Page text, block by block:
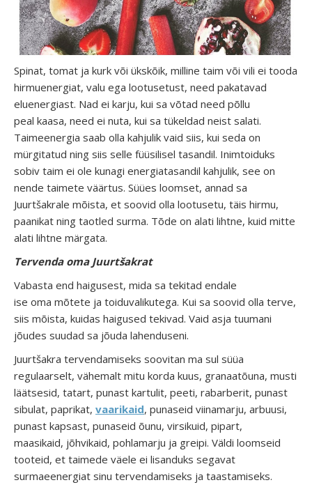
Spinat, tomat ja kurk või ükskõik, milline taim või vili ei tooda
hirmuenergiat, valu ega lootusetust, need pakatavad
eluenergiast. Nad ei karju, kui sa võtad need põllu
peal kaasa, need ei nuta, kui sa tükeldad neist salati.
Taimeenergia saab olla kahjulik vaid siis, kui seda on
mürgitatud ning siis selle füüsilisel tasandil. Inimtoiduks
sobiv taim ei ole kunagi energiatasandil kahjulik, see on
nende taimete väärtus. Süües loomset, annad sa
Juurtšakrale mõista, et soovid olla lootusetu, täis hirmu,
paanikat ning taotled surma. Tõde on alati lihtne, kuid mitte
alati lihtne märgata.
Tervenda oma Juurtšakrat
Vabasta end haigusest, mida sa tekitad endale
ise oma mõtete ja toiduvalikutega. Kui sa soovid olla terve,
siis mõista, kuidas haigused tekivad. Vaid asja tuumani
jõudes suudad sa jõuda lahenduseni.
Juurtšakra tervendamiseks soovitan ma sul süüa
regulaarselt, vähemalt mitu korda kuus, granaatõuna, musti
läätsesid, tatart, punast kartulit, peeti, rabarberit, punast
sibulat, paprikat, vaarikaid, punaseid viinamarju, arbuusi,
punast kapsast, punaseid õunu, virsikuid, pipart,
maasikaid, jõhvikaid, pohlamarju ja greipi. Väldi loomseid
tooteid, et taimede väele ei lisanduks segavat
surmaeenergiat sinu tervendamiseks ja taastamiseks.